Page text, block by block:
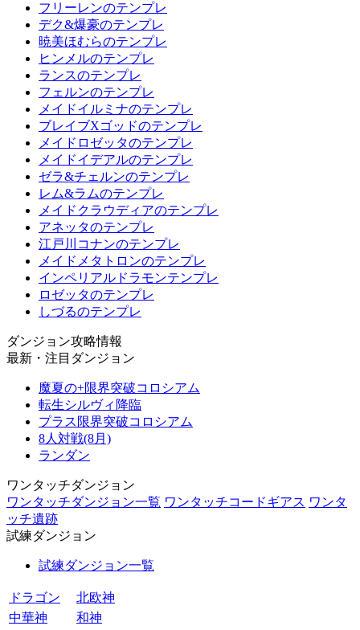
フリーレンのテンプレ
デク&爆豪のテンプレ
暁美ほむらのテンプレ
ヒンメルのテンプレ
ランスのテンプレ
フェルンのテンプレ
メイドイルミナのテンプレ
ブレイブXゴッドのテンプレ
メイドロゼッタのテンプレ
メイドイデアルのテンプレ
ゼラ&チェルンのテンプレ
レム&ラムのテンプレ
メイドクラウディアのテンプレ
アネッタのテンプレ
江戸川コナンのテンプレ
メイドメタトロンのテンプレ
インペリアルドラモンテンプレ
ロゼッタのテンプレ
しづるのテンプレ
ダンジョン攻略情報
最新・注目ダンジョン
魔夏の+限界突破コロシアム
転生シルヴィ降臨
プラス限界突破コロシアム
8人対戦(8月)
ランダン
ワンタッチダンジョン
ワンタッチダンジョン一覧 ワンタッチコードギアス ワンタ
ッチ遺跡
試練ダンジョン
試練ダンジョン一覧
ドラゴン
北欧神
中華神
和神